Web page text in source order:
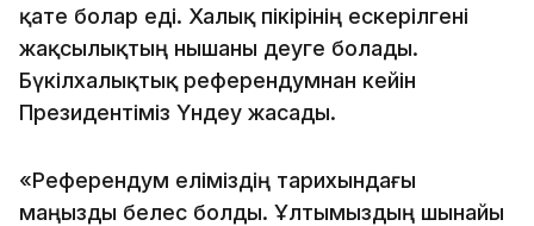
қате болар еді. Халық пікірінің ескерілгені
жақсылықтың нышаны деуге болады.
Бүкілхалықтық референдумнан кейін
Президентіміз Үндеу жасады.
«Референдум еліміздің тарихындағы
маңызды белес болды. Ұлтымыздың шынайы